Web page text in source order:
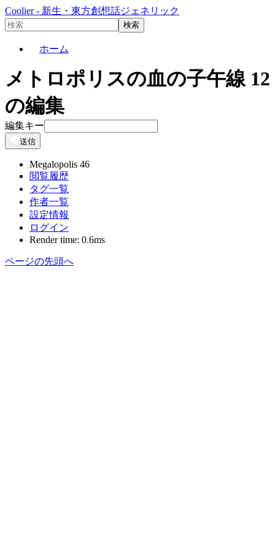
Coolier - 新生・東方創想話ジェネリック
ホーム
メトロポリスの血の子午線 12
の編集
編集キー
送信
Megalopolis 46
閲覧履歴
タグ一覧
作者一覧
設定情報
ログイン
Render time: 0.6ms
ページの先頭へ